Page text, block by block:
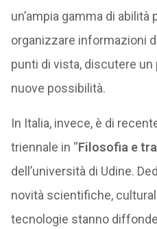
un’ampia gamma di
organizzare informazioni
punti di vista, discutere
nuove possibilità.
In Italia, invece, è di
triennale in “Filosofia e
dell’università di Udine.
novità scientifiche,
tecnologie stanno